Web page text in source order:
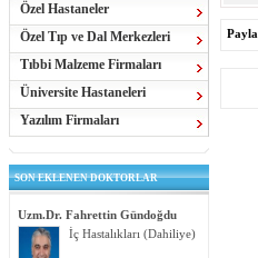
Özel Hastaneler
Özel Tıp ve Dal Merkezleri
Tıbbi Malzeme Firmaları
Üniversite Hastaneleri
Yazılım Firmaları
SON EKLENEN DOKTORLAR
Uzm.Dr. Fahrettin Gündoğdu
İç Hastalıkları (Dahiliye)